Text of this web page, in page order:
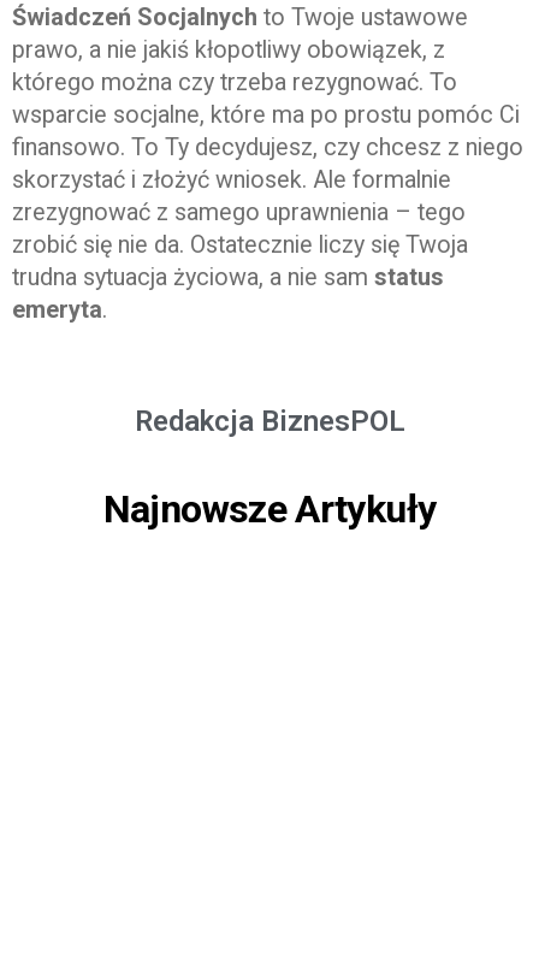
Świadczeń Socjalnych to Twoje ustawowe
prawo, a nie jakiś kłopotliwy obowiązek, z
którego można czy trzeba rezygnować. To
wsparcie socjalne, które ma po prostu pomóc Ci
finansowo. To Ty decydujesz, czy chcesz z niego
skorzystać i złożyć wniosek. Ale formalnie
zrezygnować z samego uprawnienia – tego
zrobić się nie da. Ostatecznie liczy się Twoja
trudna sytuacja życiowa, a nie sam status
emeryta.
Redakcja BiznesPOL
Najnowsze Artykuły